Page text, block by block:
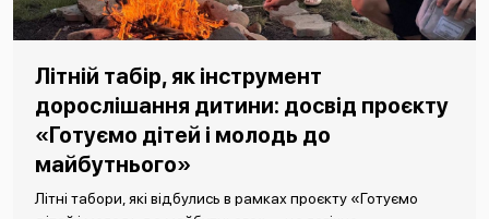
Літній табір, як інструмент
дорослішання дитини: досвід проєкту
«Готуємо дітей і молодь до
майбутнього»
Літні табори, які відбулись в рамках проєкту «Готуємо